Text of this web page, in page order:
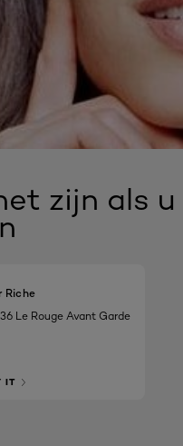
zijn als
Riche
Le Rouge Avant Garde
IT